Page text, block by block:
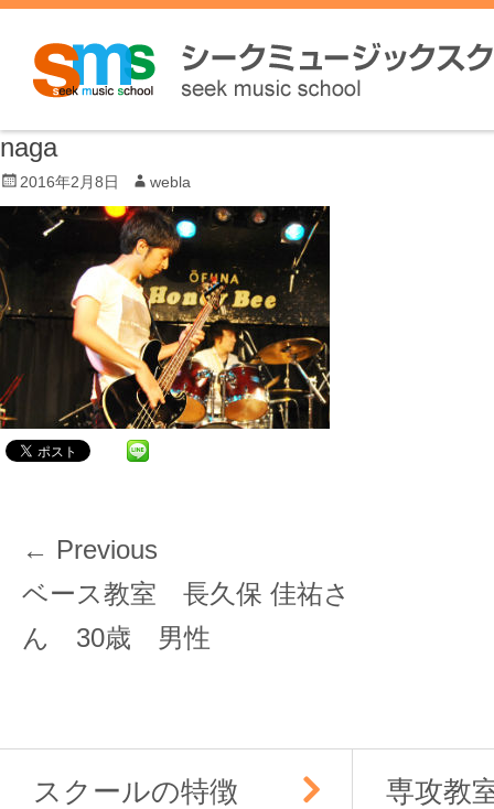
naga
P
o
e
d
o
2016年2月8日
A
u
t
h
o
r
webla
投
稿
ビ
シ
ョ
← Previous
Previous
post:
ベース教室 長久保 佳祐さ
ん 30歳 男性
スクールの特徴 専攻教